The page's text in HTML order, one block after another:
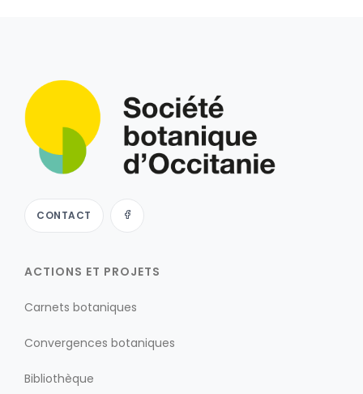
CONTACT
ACTIONS ET PROJETS
Carnets botaniques
Convergences botaniques
Bibliothèque